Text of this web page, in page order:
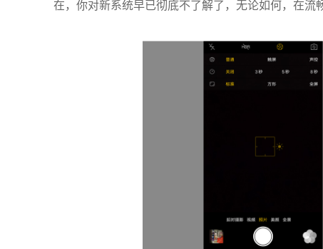
在，你对新系统早已彻底不了解了，无论如何，在流